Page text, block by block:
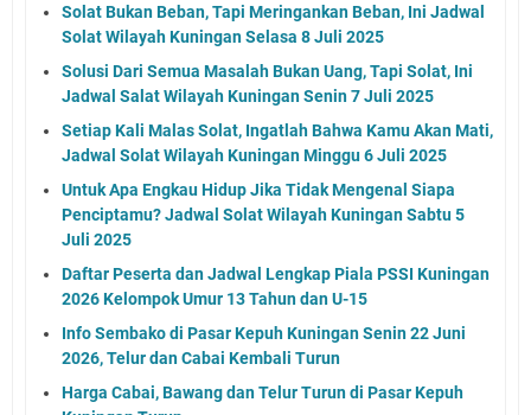
Solat Bukan Beban, Tapi Meringankan Beban, Ini Jadwal
Solat Wilayah Kuningan Selasa 8 Juli 2025
Solusi Dari Semua Masalah Bukan Uang, Tapi Solat, Ini
Jadwal Salat Wilayah Kuningan Senin 7 Juli 2025
Setiap Kali Malas Solat, Ingatlah Bahwa Kamu Akan Mati,
Jadwal Solat Wilayah Kuningan Minggu 6 Juli 2025
Untuk Apa Engkau Hidup Jika Tidak Mengenal Siapa
Penciptamu? Jadwal Solat Wilayah Kuningan Sabtu 5
Juli 2025
Daftar Peserta dan Jadwal Lengkap Piala PSSI Kuningan
2026 Kelompok Umur 13 Tahun dan U-15
Info Sembako di Pasar Kepuh Kuningan Senin 22 Juni
2026, Telur dan Cabai Kembali Turun
Harga Cabai, Bawang dan Telur Turun di Pasar Kepuh